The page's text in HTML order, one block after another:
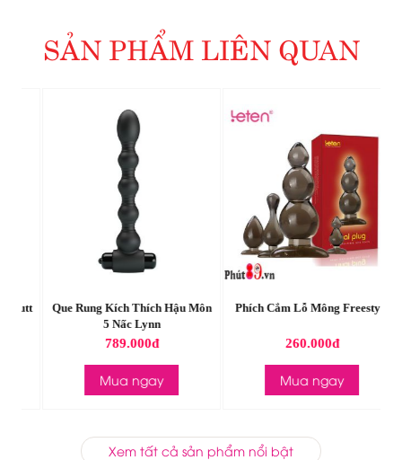
SẢN PHẨM LIÊN QUAN
Que Rung Kích Thích Hậu Môn
5 Nấc Lynn
789.000đ
Mua ngay
Phích Cắm Lỗ Mông Freestyle
260.000đ
Mua ngay
Xem tất cả sản phẩm nổi bật